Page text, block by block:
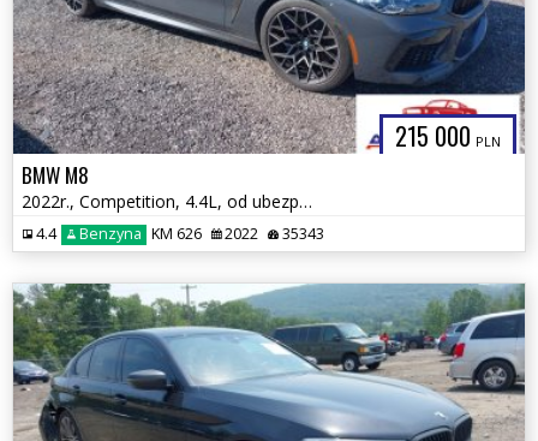
215 000 PLN
BMW M8
2022r., Competition, 4.4L, od ubezpieczalni
4.4 Benzyna KM 626 2022 35343